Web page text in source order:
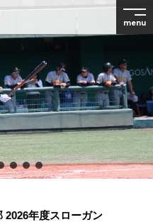
menu
2026年度スローガン